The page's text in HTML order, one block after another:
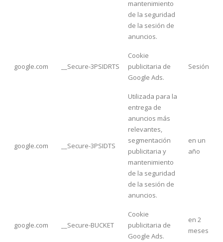
mantenimiento
de la seguridad
de la sesión de
anuncios.
google.com __Secure-3PSIDRTS
Cookie
publicitaria de
Google Ads.
Sesión
google.com __Secure-3PSIDTS
Utilizada para la
entrega de
anuncios más
relevantes,
segmentación
publicitaria y
mantenimiento
de la seguridad
de la sesión de
anuncios.
en un
año
google.com __Secure-BUCKET
Cookie
publicitaria de
Google Ads.
en 2
meses